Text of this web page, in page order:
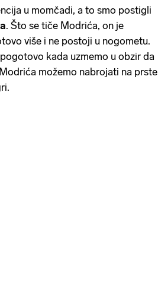
u momčadi, a to smo postigli
. Što se tiče Modrića, on je
više i ne postoji u nogometu.
kada uzmemo u obzir da
možemo nabrojati na prste